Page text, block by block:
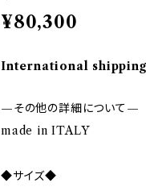
¥80,300
International
—その他の詳細について—
made in ITALY
◆サイズ◆